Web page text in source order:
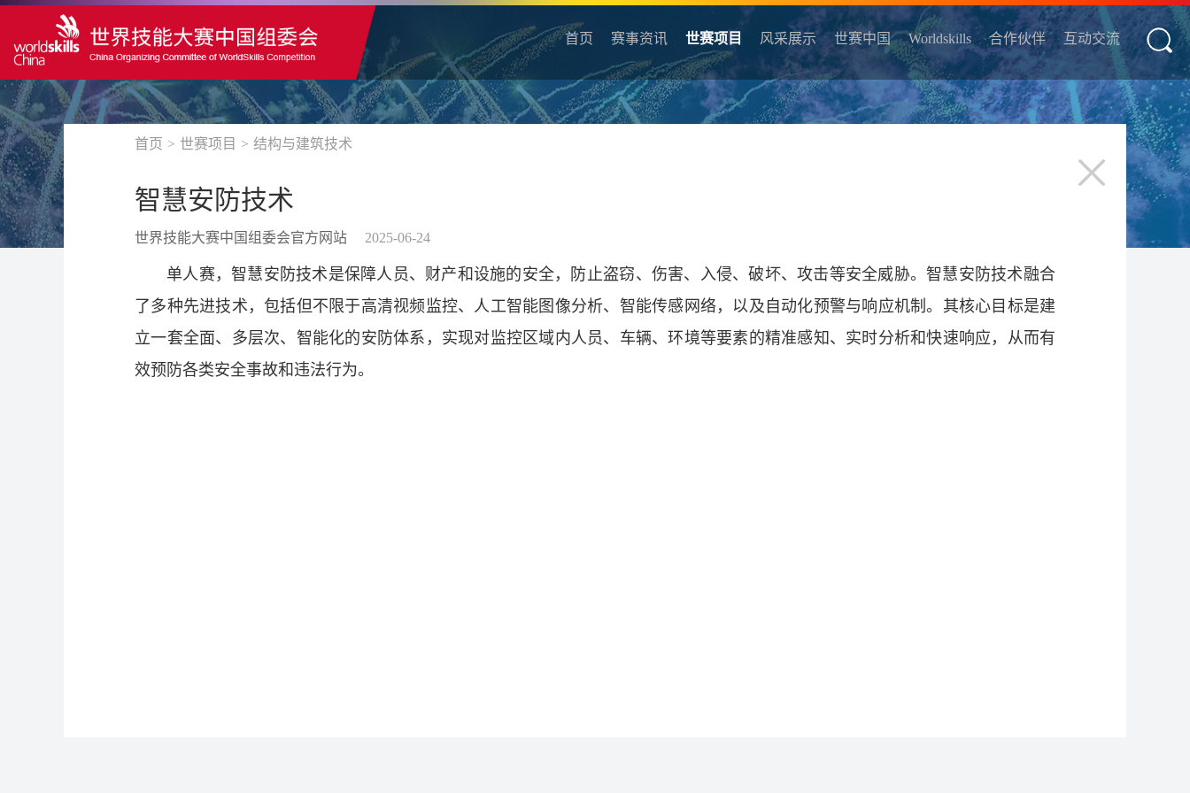
首页 赛事资讯 世赛项目 风采展示 世赛中国 Worldskills 合作伙伴 互动交流
首页 > 世赛项目 > 结构与建筑技术
智慧安防技术
世界技能大赛中国组委会官方网站 2025-06-24
单人赛，智慧安防技术是保障人员、财产和设施的安全，防止盗窃、伤害、入侵、破坏、攻击等安全威胁。智慧安防技术融合
了多种先进技术，包括但不限于高清视频监控、人工智能图像分析、智能传感网络，以及自动化预警与响应机制。其核心目标是建
立一套全面、多层次、智能化的安防体系，实现对监控区域内人员、车辆、环境等要素的精准感知、实时分析和快速响应，从而有
效预防各类安全事故和违法行为。